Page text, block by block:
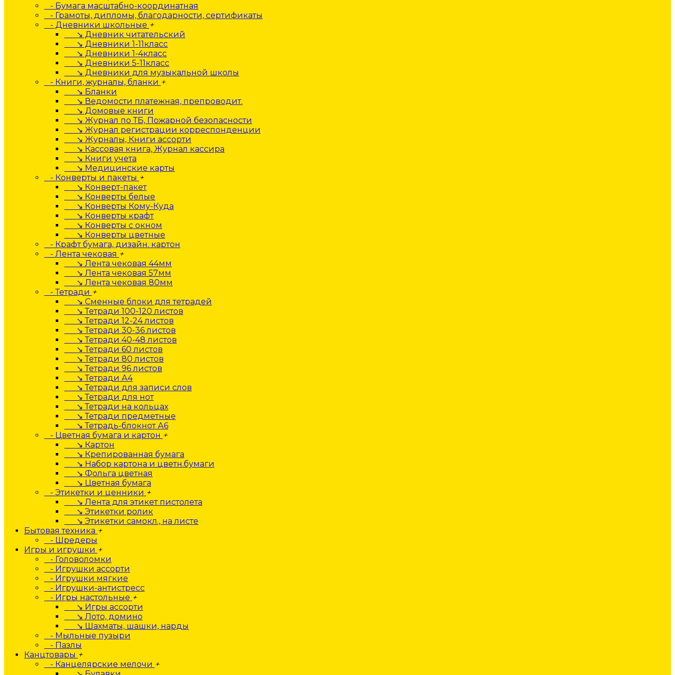
- Бумага масштабно-координатная
- Грамоты, дипломы, благодарности, сертификаты
- Дневники школьные +
↘ Дневник читательский
↘ Дневники 1-11класс
↘ Дневники 1-4класс
↘ Дневники 5-11класс
↘ Дневники для музыкальной школы
- Книги, журналы, бланки +
↘ Бланки
↘ Ведомости платежная, препроводит.
↘ Домовые книги
↘ Журнал по ТБ, Пожарной безопасности
↘ Журнал регистрации корреспонденции
↘ Журналы, Книги ассорти
↘ Кассовая книга, Журнал кассира
↘ Книги учета
↘ Медицинские карты
- Конверты и пакеты +
↘ Конверт-пакет
↘ Конверты белые
↘ Конверты Кому-Куда
↘ Конверты крафт
↘ Конверты с окном
↘ Конверты цветные
- Крафт бумага, дизайн. картон
- Лента чековая +
↘ Лента чековая 44мм
↘ Лента чековая 57мм
↘ Лента чековая 80мм
- Тетради +
↘ Сменные блоки для тетрадей
↘ Тетради 100-120 листов
↘ Тетради 12-24 листов
↘ Тетради 30-36 листов
↘ Тетради 40-48 листов
↘ Тетради 60 листов
↘ Тетради 80 листов
↘ Тетради 96 листов
↘ Тетради А4
↘ Тетради для записи слов
↘ Тетради для нот
↘ Тетради на кольцах
↘ Тетради предметные
↘ Тетрадь-блокнот А6
- Цветная бумага и картон +
↘ Картон
↘ Крепированная бумага
↘ Набор картона и цветн.бумаги
↘ Фольга цветная
↘ Цветная бумага
- Этикетки и ценники +
↘ Лента для этикет пистолета
↘ Этикетки ролик
↘ Этикетки самокл., на листе
Бытовая техника +
- Шредеры
Игры и игрушки +
- Головоломки
- Игрушки ассорти
- Игрушки мягкие
- Игрушки-антистресс
- Игры настольные +
↘ Игры ассорти
↘ Лото, домино
↘ Шахматы, шашки, нарды
- Мыльные пузыри
- Пазлы
Канцтовары +
- Канцелярские мелочи +